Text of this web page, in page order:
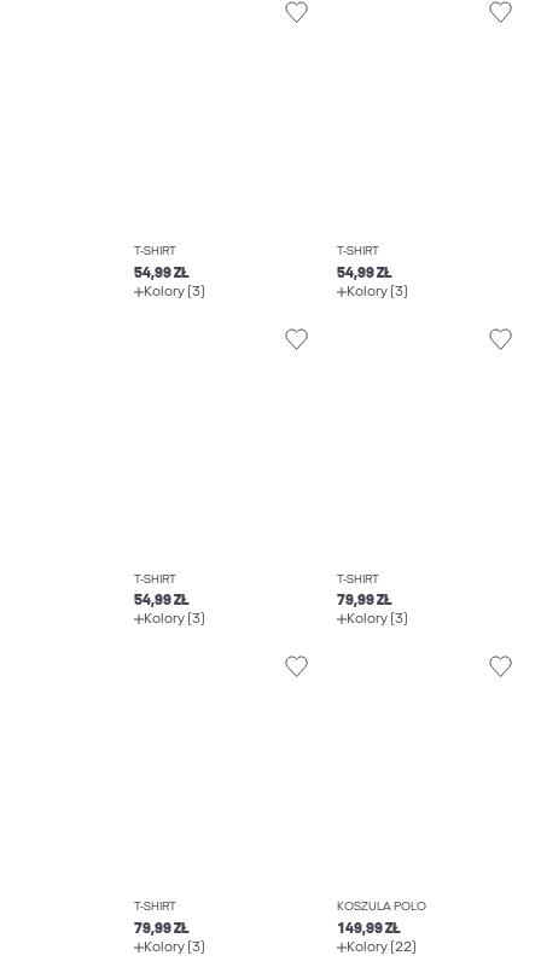
T-SHIRT
54,99 ZŁ
Kolory (3)
T-SHIRT
54,99 ZŁ
Kolory (3)
T-SHIRT
54,99 ZŁ
Kolory (3)
T-SHIRT
79,99 ZŁ
Kolory (3)
T-SHIRT
79,99 ZŁ
Kolory (3)
KOSZULA POLO
149,99 ZŁ
Kolory (22)